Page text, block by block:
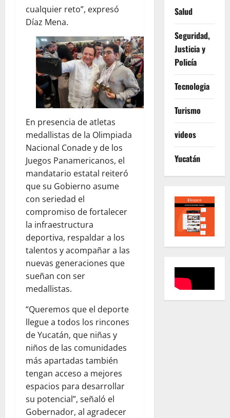
cualquier reto”, expresó
Díaz Mena.
En presencia de atletas
medallistas de la Olimpiada
Nacional Conade y de los
Juegos Panamericanos, el
mandatario estatal reiteró
que su Gobierno asume
con seriedad el
compromiso de fortalecer
la infraestructura
deportiva, respaldar a los
talentos y acompañar a las
nuevas generaciones que
sueñan con ser
medallistas.
“Queremos que el deporte
llegue a todos los rincones
de Yucatán, que niñas y
niños de las comunidades
más apartadas también
tengan acceso a mejores
espacios para desarrollar
su potencial”, señaló el
Gobernador, al agradecer
Salud
Seguridad,
Justicia y
Policía
Tecnologia
Turismo
videos
Yucatán